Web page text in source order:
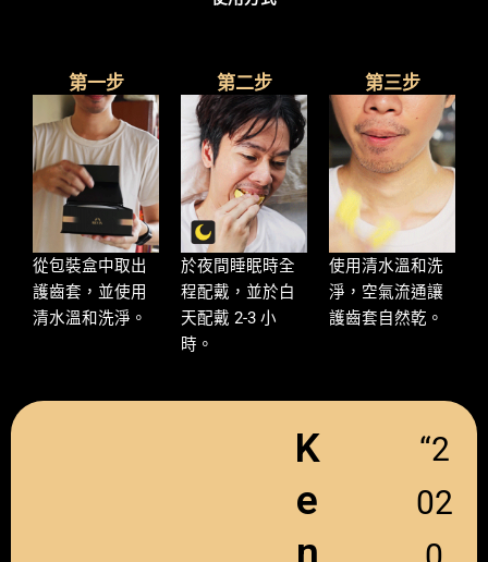
第一步
從包裝盒中取出
護齒套，並使用
清水溫和洗淨。
第二步
於夜間睡眠時全
程配戴，並於白
天配戴 2-3 小
時。
第三步
使用清水溫和洗
淨，空氣流通讓
護齒套自然乾。
K
e
n
“2
02